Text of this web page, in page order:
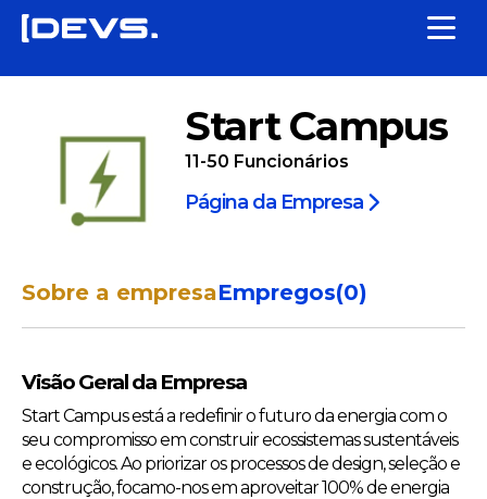
Start Campus
11-50 Funcionários
Página da Empresa
Sobre a empresaEmpregos(0)
Visão Geral da Empresa
Start Campus está a redefinir o futuro da energia com o
seu compromisso em construir ecossistemas sustentáveis
e ecológicos. Ao priorizar os processos de design, seleção e
construção, focamo-nos em aproveitar 100% de energia